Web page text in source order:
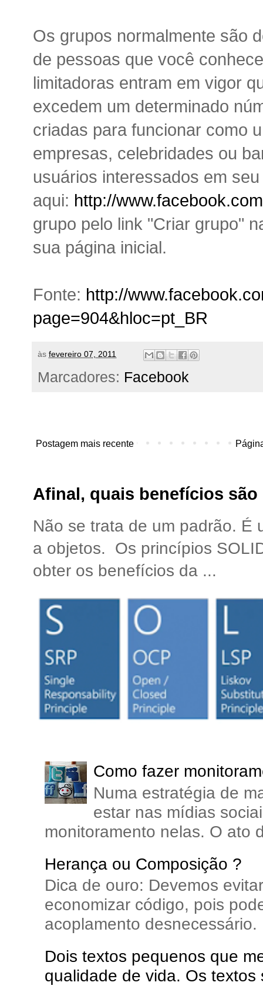
Os grupos normalmente são
de pessoas que você
limitadoras entram em vigor
excedem um determinado
criadas para funcionar como
empresas, celebridades ou
usuários interessados em
aqui: http://
grupo pelo link "Criar grupo"
sua página inicial.
Fonte: http://
page=904&hloc=pt_BR
às fevereiro 07, 2011
Marcadores: Facebook
Postagem mais recente
Afinal, quais benefícios
Não se trata de um padrão. É
a objetos. Os princípios
obter os benefícios da ...
Como fazer
Numa estratégia de
estar nas mídias
monitoramento nelas. O ato
Herança ou Composição ?
Dica de ouro: Devemos
economizar código, pois
acoplamento
Dois textos pequenos que
qualidade de vida. Os